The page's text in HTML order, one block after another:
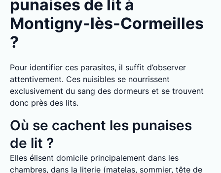
punaises de lit à
Montigny-lès-Cormeilles
?
Pour identifier ces parasites, il suffit d’observer
attentivement. Ces nuisibles se nourrissent
exclusivement du sang des dormeurs et se trouvent
donc près des lits.
Où se cachent les punaises
de lit ?
Elles élisent domicile principalement dans les
chambres, dans la literie (matelas, sommier, tête de